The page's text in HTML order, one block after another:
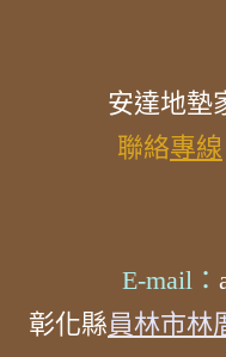
安達地墊
聯絡專線
E-mail：
彰化縣員林市林